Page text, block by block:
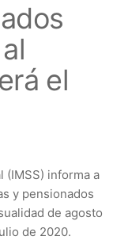
el
(IMSS) informa a
y pensionados
de agosto
de 2020.